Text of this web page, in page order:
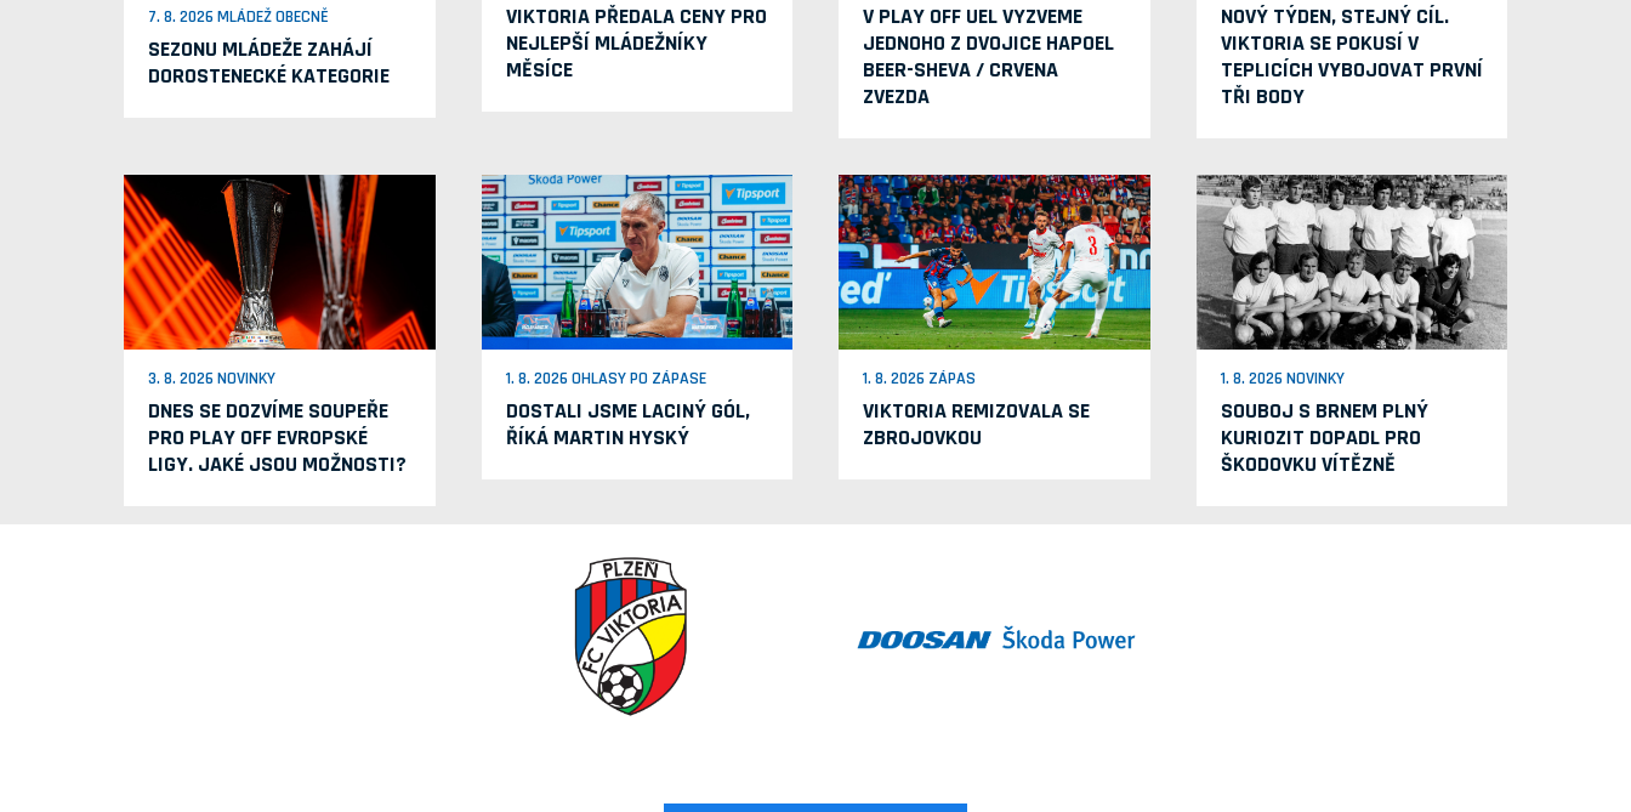
7. 8. 2026 MLÁDEŽ OBECNĚ
SEZONU MLÁDEŽE ZAHÁJÍ
DOROSTENECKÉ KATEGORIE
VIKTORIA PŘEDALA CENY PRO
NEJLEPŠÍ MLÁDEŽNÍKY
MĚSÍCE
V PLAY OFF UEL VYZVEME
JEDNOHO Z DVOJICE HAPOEL
BEER-SHEVA / CRVENA
ZVEZDA
NOVÝ TÝDEN, STEJNÝ CÍL.
VIKTORIA SE POKUSÍ V
TEPLICÍCH VYBOJOVAT PRVNÍ
TŘI BODY
3. 8. 2026 NOVINKY
DNES SE DOZVÍME SOUPEŘE
PRO PLAY OFF EVROPSKÉ
LIGY. JAKÉ JSOU MOŽNOSTI?
1. 8. 2026 OHLASY PO ZÁPASE
DOSTALI JSME LACINÝ GÓL,
ŘÍKÁ MARTIN HYSKÝ
1. 8. 2026 ZÁPAS
VIKTORIA REMIZOVALA SE
ZBROJOVKOU
1. 8. 2026 NOVINKY
SOUBOJ S BRNEM PLNÝ
KURIOZIT DOPADL PRO
ŠKODOVKU VÍTĚZNĚ